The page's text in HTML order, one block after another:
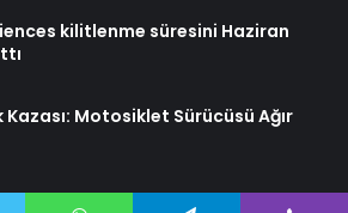
kilitlenme süresini Haziran
Kazası: Motosiklet Sürücüsü Ağır